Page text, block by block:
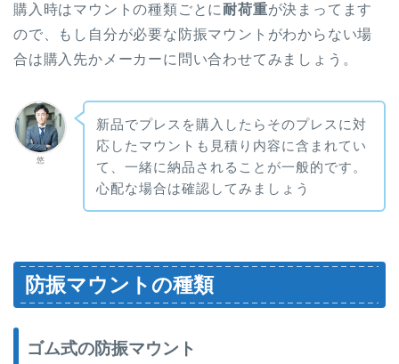
購入時はマウントの種類ごとに耐荷重が決まってます
ので、もし自分が必要な防振マウントがわからない場
合は購入先かメーカーに問い合わせてみましょう。
悠
新品でプレスを購入したらそのプレスに対
応したマウントも見積り内容に含まれてい
て、一緒に納品されることが一般的です。
心配な場合は確認してみましょう
防振マウントの種類
ゴム式の防振マウント